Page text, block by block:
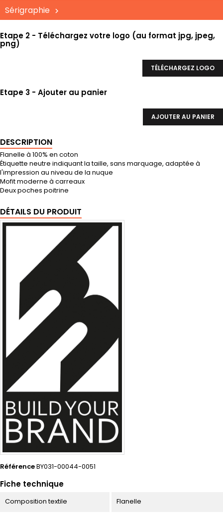
Sérigraphie
Etape 2 - Téléchargez votre logo (au format jpg, jpeg,
png)
TÉLÉCHARGEZ LOGO
Etape 3 - Ajouter au panier
AJOUTER AU PANIER
DESCRIPTION
Flanelle à 100% en coton
Étiquette neutre indiquant la taille, sans marquage, adaptée à
l'impression au niveau de la nuque
Mofit moderne à carreaux
Deux poches poitrine
DÉTAILS DU PRODUIT
RéférenceBY031-00044-0051
Fiche technique
Composition textile Flanelle